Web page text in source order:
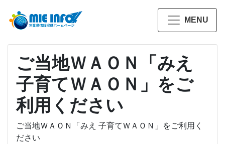
MENU
ご当地ＷＡＯＮ「みえ
子育てＷＡＯＮ」をご
利用ください
ご当地ＷＡＯＮ「みえ 子育てＷＡＯＮ」をご利用く
ださい